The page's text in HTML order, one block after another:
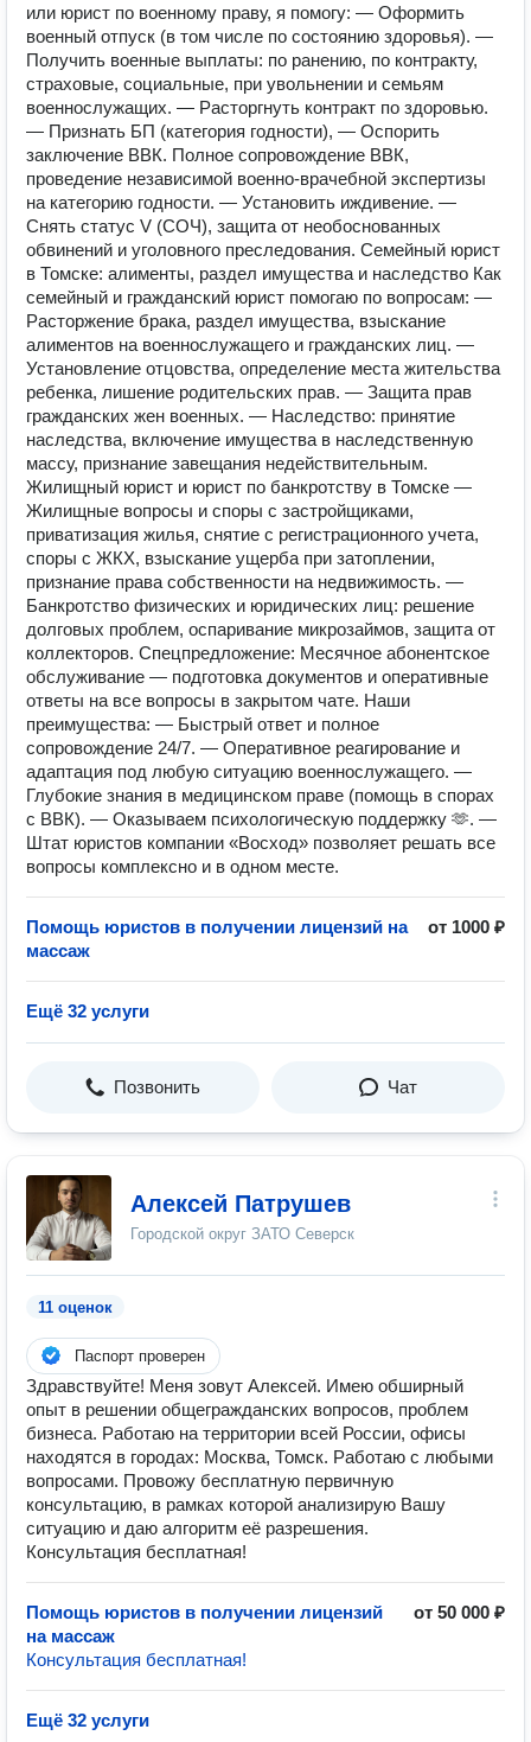
или юрист по военному праву, я помогу: — Оформить
военный отпуск (в том числе по состоянию здоровья). —
Получить военные выплаты: по ранению, по контракту,
страховые, социальные, при увольнении и семьям
военнослужащих. — Расторгнуть контракт по здоровью.
— Признать БП (категория годности), — Оспорить
заключение ВВК. Полное сопровождение ВВК,
проведение независимой военно-врачебной экспертизы
на категорию годности. — Установить иждивение. —
Снять статус V (СОЧ), защита от необоснованных
обвинений и уголовного преследования. Семейный юрист
в Томске: алименты, раздел имущества и наследство Как
семейный и гражданский юрист помогаю по вопросам: —
Расторжение брака, раздел имущества, взыскание
алиментов на военнослужащего и гражданских лиц. —
Установление отцовства, определение места жительства
ребенка, лишение родительских прав. — Защита прав
гражданских жен военных. — Наследство: принятие
наследства, включение имущества в наследственную
массу, признание завещания недействительным.
Жилищный юрист и юрист по банкротству в Томске —
Жилищные вопросы и споры с застройщиками,
приватизация жилья, снятие с регистрационного учета,
споры с ЖКХ, взыскание ущерба при затоплении,
признание права собственности на недвижимость. —
Банкротство физических и юридических лиц: решение
долговых проблем, оспаривание микрозаймов, защита от
коллекторов. Спецпредложение: Месячное абонентское
обслуживание — подготовка документов и оперативные
ответы на все вопросы в закрытом чате. Наши
преимущества: — Быстрый ответ и полное
сопровождение 24/7. — Оперативное реагирование и
адаптация под любую ситуацию военнослужащего. —
Глубокие знания в медицинском праве (помощь в спорах
с ВВК). — Оказываем психологическую поддержку 🫶. —
Штат юристов компании «Восход» позволяет решать все
вопросы комплексно и в одном месте.
Помощь юристов в получении лицензий на
массаж
от 1000 ₽
Ещё 32 услуги
Позвонить Чат
Алексей Патрушев
Городской округ ЗАТО Северск
11 оценок
Паспорт проверен
Здравствуйте! Меня зовут Алексей. Имею обширный
опыт в решении общегражданских вопросов, проблем
бизнеса. Работаю на территории всей России, офисы
находятся в городах: Москва, Томск. Работаю с любыми
вопросами. Провожу бесплатную первичную
консультацию, в рамках которой анализирую Вашу
ситуацию и даю алгоритм её разрешения.
Консультация бесплатная!
Помощь юристов в получении лицензий
на массаж
от 50 000 ₽
Консультация бесплатная!
Ещё 32 услуги